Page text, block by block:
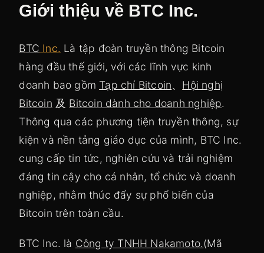
Giới thiệu về BTC Inc.
BTC Inc. Là tập đoàn truyền thông Bitcoin
hàng đầu thế giới, với các lĩnh vực kinh
doanh bao gồm Tạp chí Bitcoin、 Hội nghị
Bitcoin 及 Bitcoin dành cho doanh nghiệp.
Thông qua các phương tiện truyền thông, sự
kiện và nền tảng giáo dục của mình, BTC Inc.
cung cấp tin tức, nghiên cứu và trải nghiệm
đáng tin cậy cho cá nhân, tổ chức và doanh
nghiệp, nhằm thúc đẩy sự phổ biến của
Bitcoin trên toàn cầu.
BTC Inc. là Công ty TNHH Nakamoto.(Mã